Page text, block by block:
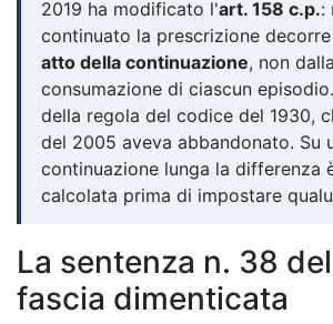
2019 ha modificato l'art. 158 c.p.:
continuato la prescrizione decorre
atto della continuazione, non dalla
consumazione di ciascun
della regola del codice del 1930,
del 2005 aveva abbandonato. Su
continuazione lunga la differenza
calcolata prima di impostare
La sentenza n. 38
fascia dimenticata